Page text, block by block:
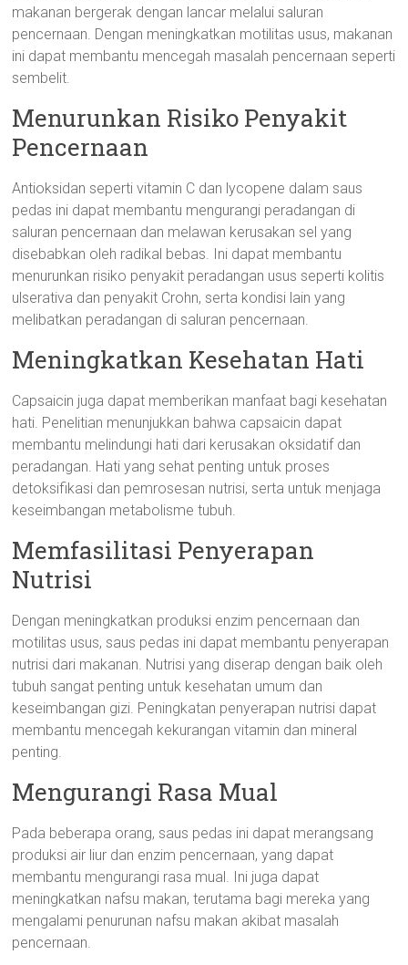
makanan bergerak dengan lancar melalui saluran
pencernaan. Dengan meningkatkan motilitas usus, makanan
ini dapat membantu mencegah masalah pencernaan seperti
sembelit.
Menurunkan Risiko Penyakit
Pencernaan
Antioksidan seperti vitamin C dan lycopene dalam saus
pedas ini dapat membantu mengurangi peradangan di
saluran pencernaan dan melawan kerusakan sel yang
disebabkan oleh radikal bebas. Ini dapat membantu
menurunkan risiko penyakit peradangan usus seperti kolitis
ulserativa dan penyakit Crohn, serta kondisi lain yang
melibatkan peradangan di saluran pencernaan.
Meningkatkan Kesehatan Hati
Capsaicin juga dapat memberikan manfaat bagi kesehatan
hati. Penelitian menunjukkan bahwa capsaicin dapat
membantu melindungi hati dari kerusakan oksidatif dan
peradangan. Hati yang sehat penting untuk proses
detoksifikasi dan pemrosesan nutrisi, serta untuk menjaga
keseimbangan metabolisme tubuh.
Memfasilitasi Penyerapan
Nutrisi
Dengan meningkatkan produksi enzim pencernaan dan
motilitas usus, saus pedas ini dapat membantu penyerapan
nutrisi dari makanan. Nutrisi yang diserap dengan baik oleh
tubuh sangat penting untuk kesehatan umum dan
keseimbangan gizi. Peningkatan penyerapan nutrisi dapat
membantu mencegah kekurangan vitamin dan mineral
penting.
Mengurangi Rasa Mual
Pada beberapa orang, saus pedas ini dapat merangsang
produksi air liur dan enzim pencernaan, yang dapat
membantu mengurangi rasa mual. Ini juga dapat
meningkatkan nafsu makan, terutama bagi mereka yang
mengalami penurunan nafsu makan akibat masalah
pencernaan.